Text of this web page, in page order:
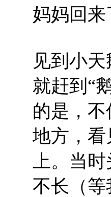
妈妈回来
见到小
就赶到“
的是，
地方，
上。当
不长（